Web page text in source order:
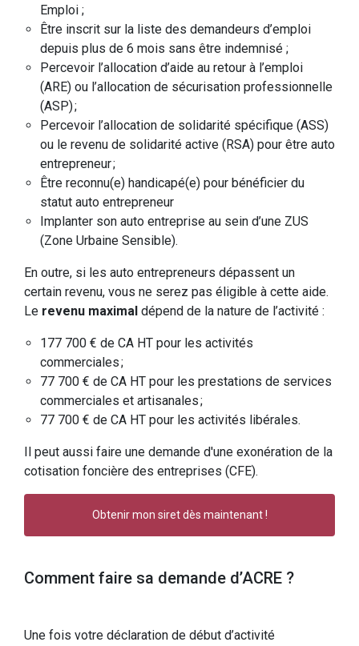
Emploi ;
Être inscrit sur la liste des demandeurs d’emploi
depuis plus de 6 mois sans être indemnisé ;
Percevoir l’allocation d’aide au retour à l’emploi
(ARE) ou l’allocation de sécurisation professionnelle
(ASP) ;
Percevoir l’allocation de solidarité spécifique (ASS)
ou le revenu de solidarité active (RSA) pour être auto
entrepreneur ;
Être reconnu(e) handicapé(e) pour bénéficier du
statut auto entrepreneur
Implanter son auto entreprise au sein d’une ZUS
(Zone Urbaine Sensible).
En outre, si les auto entrepreneurs dépassent un
certain revenu, vous ne serez pas éligible à cette aide.
Le revenu maximal dépend de la nature de l’activité :
177 700 € de CA HT pour les activités
commerciales ;
77 700 € de CA HT pour les prestations de services
commerciales et artisanales ;
77 700 € de CA HT pour les activités libérales.
Il peut aussi faire une demande d'une exonération de la
cotisation foncière des entreprises (CFE).
Obtenir mon siret dès maintenant !
Comment faire sa demande d’ACRE ?
Une fois votre déclaration de début d’activité